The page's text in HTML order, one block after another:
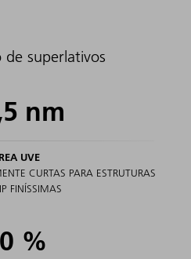
superlativos
nm
UVE
CURTAS PARA ESTRUTURAS
FINÍSSIMAS
%